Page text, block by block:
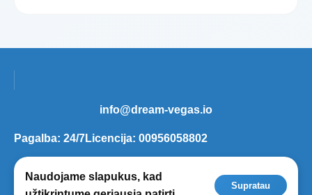
info@dream-vegas.io
Pagalba: 24/7Licencija: 00956058802
© 2018 - Dream Vegas.
Naudojame slapukus, kad
Supratau